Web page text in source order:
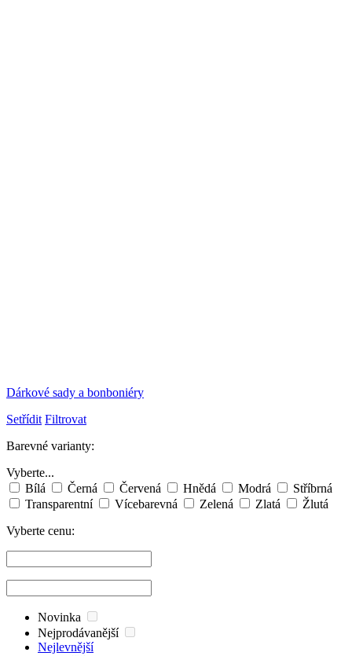
Dárkové sady a bonboniéry
Setřídit Filtrovat
Barevné varianty:
Vyberte...
Bílá
Černá Červená Hnědá Modrá
Stříbrná
Transparentní
Vícebarevná Zelená Zlatá
Žlutá
Vyberte cenu:
Novinka
Nejprodávanější
Nejlevnější